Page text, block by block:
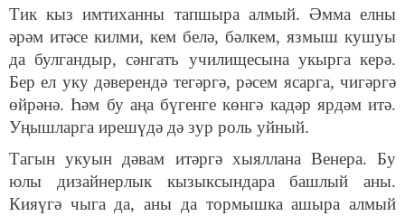
Тик кыз имтиханны тапшыра алмый. Әмма елны
әрәм итәсе килми, кем белә, бәлкем, язмыш кушуы
да булгандыр, сәнгать училищесына укырга керә.
Бер ел уку дәверендә тегәргә, рәсем ясарга, чигәргә
өйрәнә. Һәм бу аңа бүгенге көнгә кадәр ярдәм итә.
Уңышларга ирешүдә дә зур роль уйный.
Тагын укуын дәвам итәргә хыяллана Венера. Бу
юлы дизайнерлык кызыксындара башлый аны.
Кияүгә чыга да, аны да тормышка ашыра алмый